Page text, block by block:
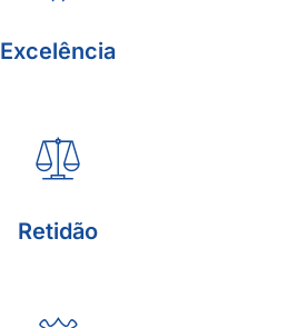
Excelência
Retidão